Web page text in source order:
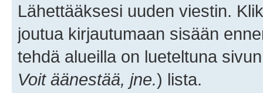
Lähettääksesi uuden viestin.
joutua kirjautumaan sisään
tehdä alueilla on lueteltuna
Voit äänestää, jne.) lista.